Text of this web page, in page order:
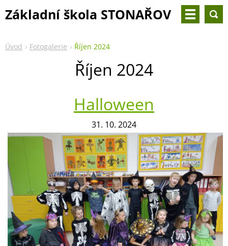
Základní škola STONAŘOV
Úvod Fotogalerie Říjen 2024
Říjen 2024
Halloween
31. 10. 2024